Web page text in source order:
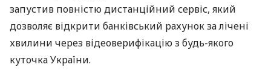
запустив повністю дистанційний сервіс, який
дозволяє відкрити банківський рахунок за лічені
хвилини через відеоверифікацію з будь-якого
куточка України.